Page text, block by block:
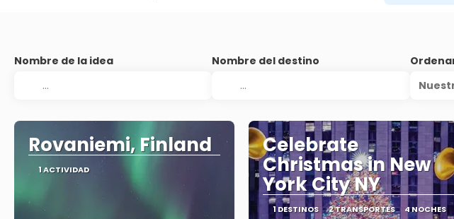
Nombre de la idea Nombre del destino
Rovaniemi, Finland
1 ACTIVIDAD
Celebrate
Christmas in New
York City NY
1 DESTINOS 2 TRANSPORTES 4 NOCHES